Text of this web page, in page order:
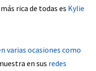
rica de todas es Kylie
varias ocasiones como
en sus redes